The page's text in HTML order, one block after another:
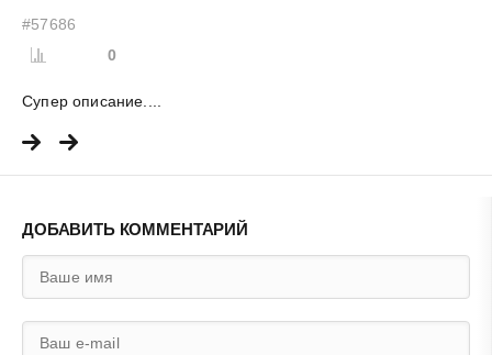
#57686
0
Супер описание....
ДОБАВИТЬ КОММЕНТАРИЙ